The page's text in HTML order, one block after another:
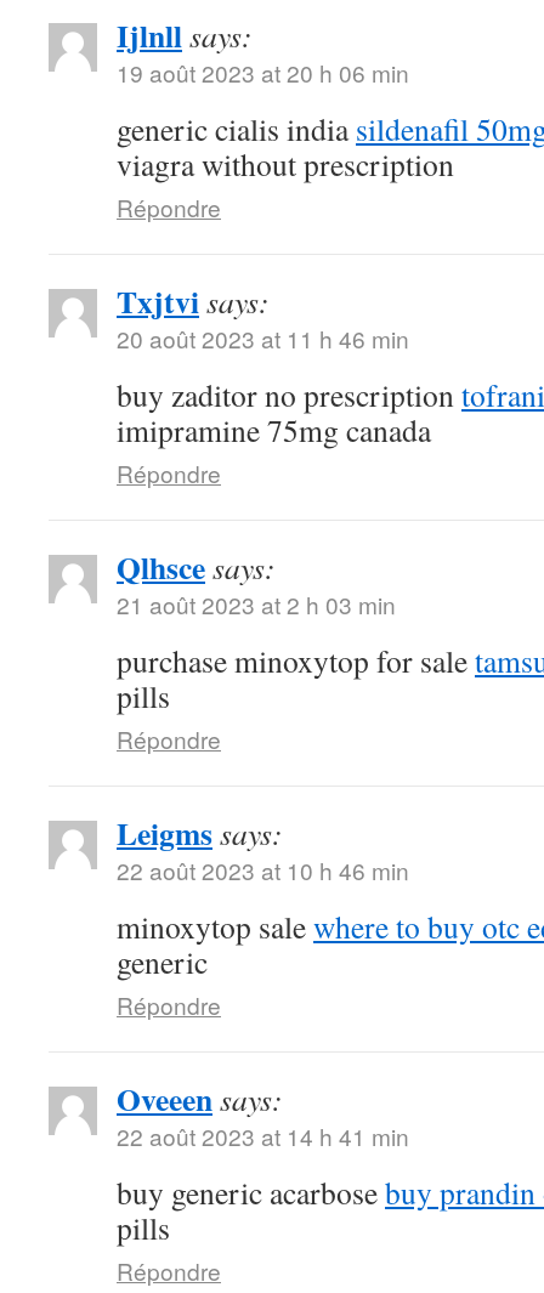
Ijlnllsays:
19 août 2023 at 20 h 06 min
generic cialis indiasildenafil
viagra without prescription
Répondre
Txjtvisays:
20 août 2023 at 11 h 46 min
buy zaditor no prescription
imipramine 75mg canada
Répondre
Qlhscesays:
21 août 2023 at 2 h 03 min
purchase minoxytop for sale
pills
Répondre
Leigmssays:
22 août 2023 at 10 h 46 min
minoxytop salewhere to buy otc
generic
Répondre
Oveeensays:
22 août 2023 at 14 h 41 min
buy generic acarbosebuy
pills
Répondre